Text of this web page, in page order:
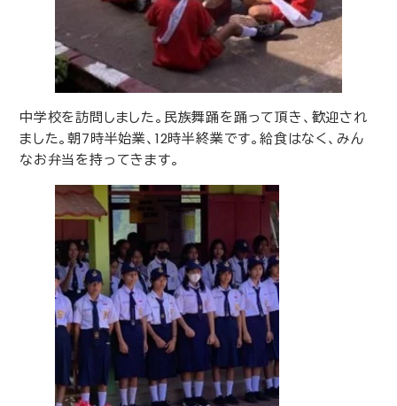
中学校を訪問しました。民族舞踊を踊って頂き、歓迎され
ました。朝7時半始業、 12時半終業です。給食はなく、みん
なお弁当を持ってきます。